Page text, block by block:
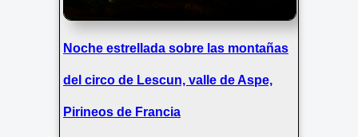
Noche estrellada sobre las montañas
del circo de Lescun, valle de Aspe,
Pirineos de Francia